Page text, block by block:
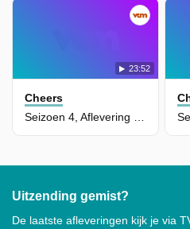
23:52
Cheers
Uitzending gemist?
De laatste afleveringen kijk je via